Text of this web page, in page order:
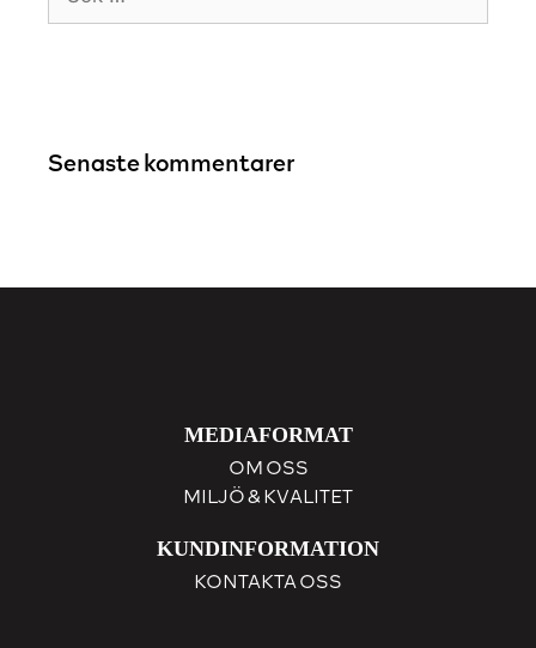
efter:
Senaste kommentarer
MEDIAFORMAT
OM OSS
MILJÖ & KVALITET
KUNDINFORMATION
KONTAKTA OSS